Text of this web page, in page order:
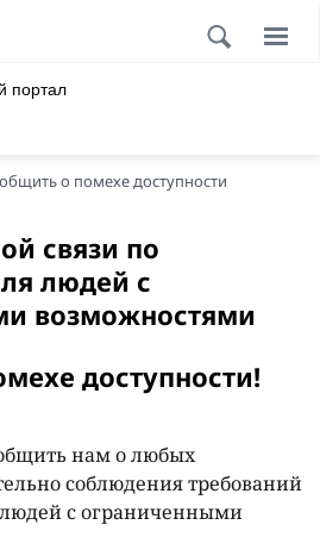
портал
о помехе доступности
связи по
людей с
возможностями
доступности!
нам о любых
соблюдения требований
людей с ограниченными